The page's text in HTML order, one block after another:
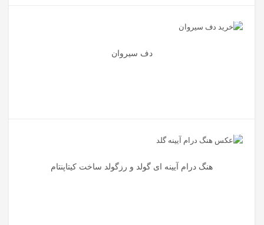
دف سیروان
هنگ درام آیینه ای گولد و رزگولد ساخت کیتاپنتام